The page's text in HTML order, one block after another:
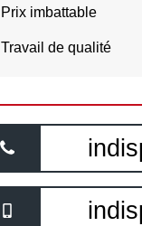
Prix imbattable
Travail de qualité